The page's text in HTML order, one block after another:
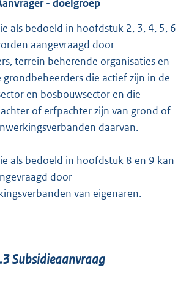
- doelgroep
als bedoeld in hoofdstuk 2, 3, 4, 5, 6
aangevraagd door
terrein beherende organisaties en
grondbeheerders die actief zijn in de
en bosbouwsector en die
of erfpachter zijn van grond of
daarvan.
als bedoeld in hoofdstuk 8 en 9 kan
door
van eigenaren.
Subsidieaanvraag